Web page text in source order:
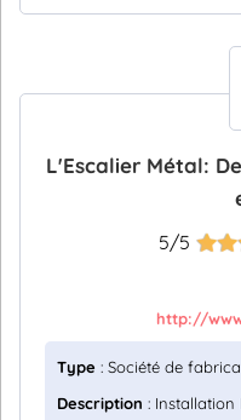
L'Escalier Métal:
5/5
http://
Type : Société de
Description : Installation